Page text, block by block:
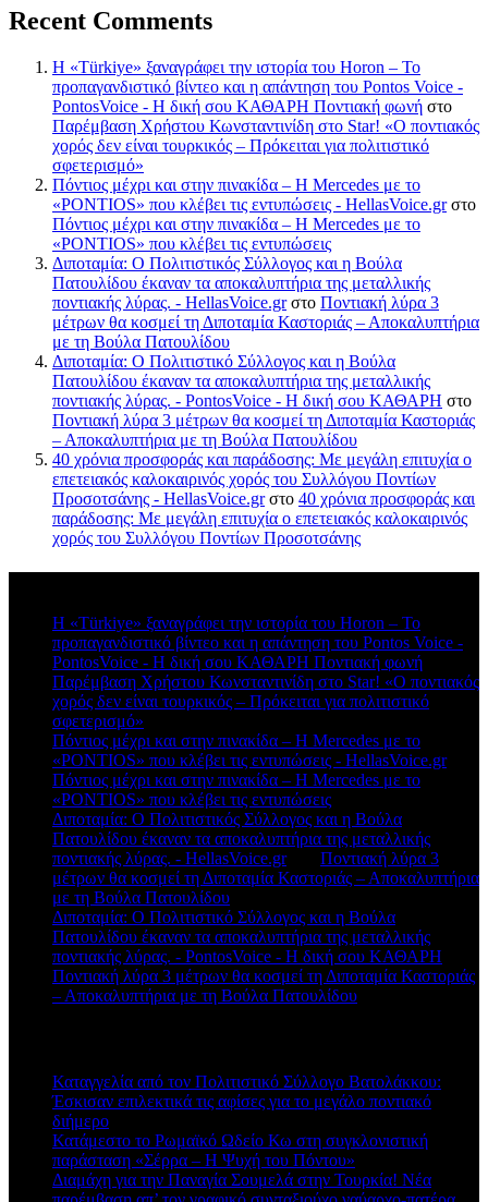
Recent Comments
Η «Türkiye» ξαναγράφει την ιστορία του Horon – Το
προπαγανδιστικό βίντεο και η απάντηση του Pontos Voice -
PontosVoice - H δική σου ΚΑΘΑΡΗ Ποντιακή φωνή στο
Παρέμβαση Χρήστου Κωνσταντινίδη στο Star! «Ο ποντιακός
χορός δεν είναι τουρκικός – Πρόκειται για πολιτιστικό
σφετερισμό»
Πόντιος μέχρι και στην πινακίδα – Η Mercedes με το
«PONTIOS» που κλέβει τις εντυπώσεις - HellasVoice.grστο
Πόντιος μέχρι και στην πινακίδα – Η Mercedes με το
«PONTIOS» που κλέβει τις εντυπώσεις
Διποταμία: Ο Πολιτιστικός Σύλλογος και η Βούλα
Πατουλίδου έκαναν τα αποκαλυπτήρια της μεταλλικής
ποντιακής λύρας. - HellasVoice.grστο Ποντιακή λύρα 3
μέτρων θα κοσμεί τη Διποταμία Καστοριάς – Αποκαλυπτήρια
με τη Βούλα Πατουλίδου
Διποταμία: Ο Πολιτιστικό Σύλλογος και η Βούλα
Πατουλίδου έκαναν τα αποκαλυπτήρια της μεταλλικής
ποντιακής λύρας. - PontosVoice - H δική σου ΚΑΘΑΡΗ στο
Ποντιακή λύρα 3 μέτρων θα κοσμεί τη Διποταμία Καστοριάς
– Αποκαλυπτήρια με τη Βούλα Πατουλίδου
40 χρόνια προσφοράς και παράδοσης: Με μεγάλη επιτυχία ο
επετειακός καλοκαιρινός χορός του Συλλόγου Ποντίων
Προσοτσάνης - HellasVoice.grστο 40 χρόνια προσφοράς και
παράδοσης: Με μεγάλη επιτυχία ο επετειακός καλοκαιρινός
χορός του Συλλόγου Ποντίων Προσοτσάνης
Η «Türkiye» ξαναγράφει την ιστορία του Horon – Το
προπαγανδιστικό βίντεο και η απάντηση του Pontos Voice -
PontosVoice - H δική σου ΚΑΘΑΡΗ Ποντιακή φωνή
Παρέμβαση Χρήστου Κωνσταντινίδη στο Star! «Ο ποντιακός
χορός δεν είναι τουρκικός – Πρόκειται για πολιτιστικό
σφετερισμό»
Πόντιος μέχρι και στην πινακίδα – Η Mercedes με το
«PONTIOS» που κλέβει τις εντυπώσεις - HellasVoice.grστο
Πόντιος μέχρι και στην πινακίδα – Η Mercedes με το
«PONTIOS» που κλέβει τις εντυπώσεις
Διποταμία: Ο Πολιτιστικός Σύλλογος και η Βούλα
Πατουλίδου έκαναν τα αποκαλυπτήρια της μεταλλικής
ποντιακής λύρας. - HellasVoice.grστο Ποντιακή λύρα 3
μέτρων θα κοσμεί τη Διποταμία Καστοριάς – Αποκαλυπτήρια
με τη Βούλα Πατουλίδου
Διποταμία: Ο Πολιτιστικό Σύλλογος και η Βούλα
Πατουλίδου έκαναν τα αποκαλυπτήρια της μεταλλικής
ποντιακής λύρας. - PontosVoice - H δική σου ΚΑΘΑΡΗ
Ποντιακή λύρα 3 μέτρων θα κοσμεί τη Διποταμία Καστοριάς
– Αποκαλυπτήρια με τη Βούλα Πατουλίδου
Καταγγελία από τον Πολιτιστικό Σύλλογο Βατολάκκου:
Έσκισαν επιλεκτικά τις αφίσες για το μεγάλο ποντιακό
διήμερο
Κατάμεστο το Ρωμαϊκό Ωδείο Κω στη συγκλονιστική
παράσταση «Σέρρα – Η Ψυχή του Πόντου»
Διαμάχη για την Παναγία Σουμελά στην Τουρκία! Νέα